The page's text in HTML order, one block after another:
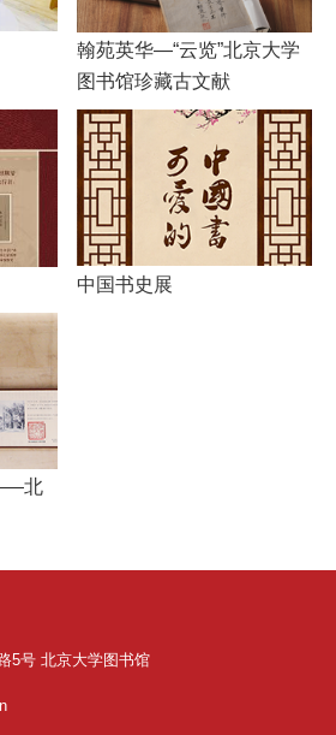
翰苑英华—“云览”北京大学
图书馆珍藏古文献
中国书史展
北
5号 北京大学图书馆